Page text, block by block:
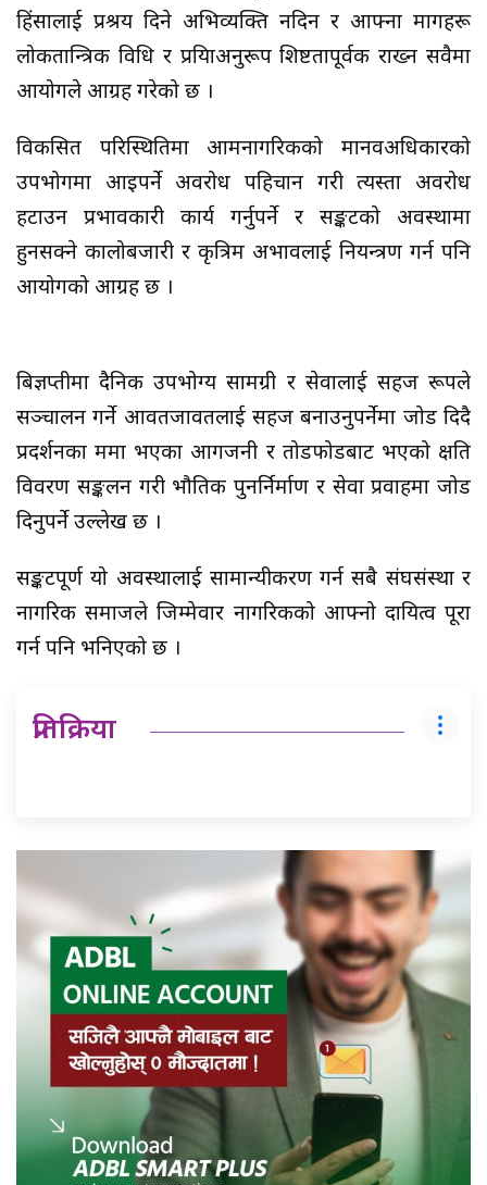
हिंसालाई प्रश्रय दिने अभिव्यक्ति नदिन र आफ्ना मागहरू
लोकतान्त्रिक विधि र प्रक्रियाअनुरूप शिष्टतापूर्वक राख्न सवैमा
आयोगले आग्रह गरेको छ ।
विकसित परिस्थितिमा आमनागरिकको मानवअधिकारको
उपभोगमा आइपर्ने अवरोध पहिचान गरी त्यस्ता अवरोध
हटाउन प्रभावकारी कार्य गर्नुपर्ने र सङ्कटको अवस्थामा
हुनसक्ने कालोबजारी र कृत्रिम अभावलाई नियन्त्रण गर्न पनि
आयोगको आग्रह छ ।
बिज्ञप्तीमा दैनिक उपभोग्य सामग्री र सेवालाई सहज रूपले
सञ्चालन गर्ने आवतजावतलाई सहज बनाउनुपर्नेमा जोड दिदै
प्रदर्शनका क्रममा भएका आगजनी र तोडफोडबाट भएको क्षति
विवरण सङ्कलन गरी भौतिक पुनर्निर्माण र सेवा प्रवाहमा जोड
दिनुपर्ने उल्लेख छ ।
सङ्कटपूर्ण यो अवस्थालाई सामान्यीकरण गर्न सबै संघसंस्था र
नागरिक समाजले जिम्मेवार नागरिकको आफ्नो दायित्व पूरा
गर्न पनि भनिएको छ ।
प्रतिक्रिया